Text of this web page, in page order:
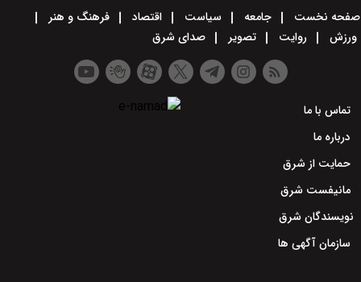
صفحه نخست جامعه سیاست اقتصاد
فرهنگ و هنر
ورزش
روایت تصویر صدای شرق
تماس با ما
درباره ما
حمایت از شرق
مانیفست شرق
نویسندگان شرق
سازمان آگهی ها